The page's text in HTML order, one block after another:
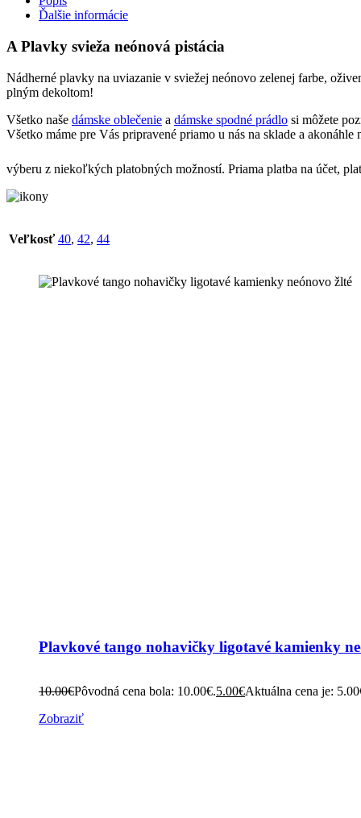
Ďalšie informácie
A Plavky svieža neónová pistácia
Nádherné plavky na uviazanie v sviežej neónovo zelenej farbe,
plným dekoltom!
Všetko naše dámske oblečenie a dámske spodné prádlo si môžete
Všetko máme pre Vás pripravené priamo u nás na sklade a
výberu z niekoľkých platobných možností. Priama platba na účet,
Veľkosť 40, 42, 44
Plavkové tango nohavičky ligotavé kamienky
10.00€Pôvodná cena bola: 10.00€.5.00€Aktuálna cena je:
Zobraziť